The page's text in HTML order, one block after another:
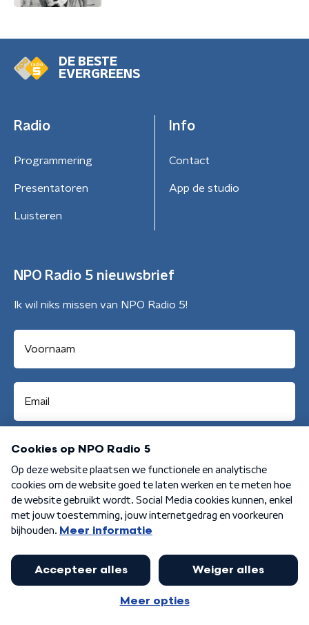
DE BESTE
EVERGREENS
Radio
Programmering
Presentatoren
Luisteren
Info
Contact
App de studio
NPO Radio 5 nieuwsbrief
Ik wil niks missen van NPO Radio 5!
Aanmelden
Algemene voorwaarden